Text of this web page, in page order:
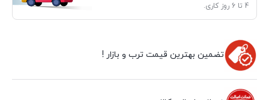
4 تا 6 روز کاری.
تضمین بهترین قیمت ترب و بازار !